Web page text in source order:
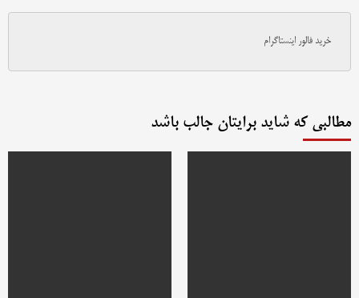
خرید فالور اینستاگرام
مطالبی که شاید برایتان جالب باشد